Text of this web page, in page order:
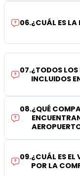
06.¿CUÁL ES
07.¿TODOS
INCLUIDOS
08.¿QUÉ
09.¿CUÁL ES EL
POR LA